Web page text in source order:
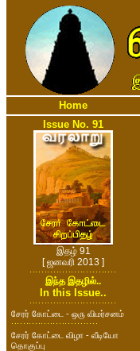
Home
Issue No. 91
இதழ் 91
[ ஜனவரி 2013 ]
இந்த இதழில்..
In this Issue..
சேரர் கோட்டை - ஒரு விமர்சனம்
சேரர் கோட்டை விழா - வீடியோ
தொகுப்பு